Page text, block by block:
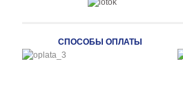
СПОСОБЫ ОПЛАТЫ